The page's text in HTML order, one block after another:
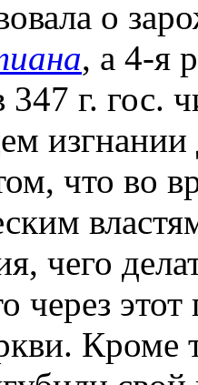
о
, а 4-я
347 г. гос.
изгнании
что во
чего
через
Кроме